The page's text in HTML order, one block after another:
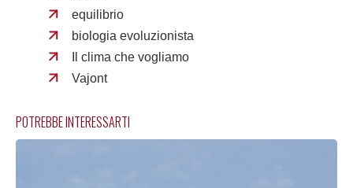
equilibrio
biologia evoluzionista
Il clima che vogliamo
Vajont
POTREBBE INTERESSARTI